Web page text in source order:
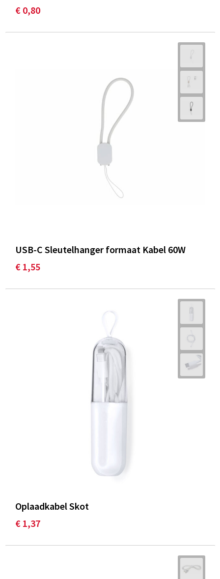
€ 0,80
USB-C Sleutelhanger formaat Kabel 60W
€ 1,55
Oplaadkabel Skot
€ 1,37